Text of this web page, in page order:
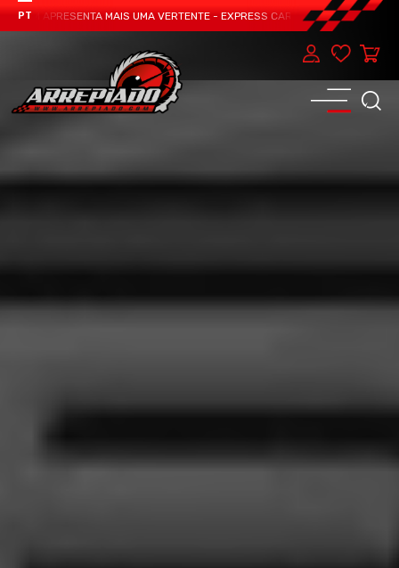
PT
APRESENTA MAIS UMA VERTENTE - EXPRESS CAR SERVICE,